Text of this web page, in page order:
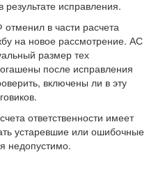
в части расчета
на новое рассмотрение. АС
размер тех
после исправления
включены ли в эту
ответственности имеет
устаревшие или ошибочные
недопустимо.